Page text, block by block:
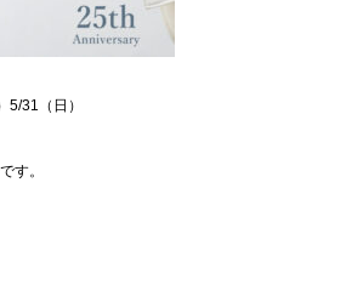
5/31（日）
す。